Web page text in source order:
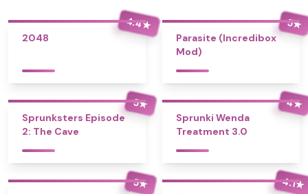
4.4★
2048
5★
Parasite (Incredibox
Mod)
5★
Sprunksters Episode
2: The Cave
4★
Sprunki Wenda
Treatment 3.0
5★ 4.1★